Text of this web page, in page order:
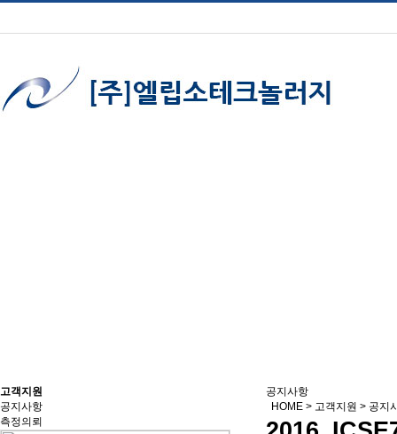
고객지원
공지사항
측정의뢰
공지사항
HOME > 고객지원 > 공지